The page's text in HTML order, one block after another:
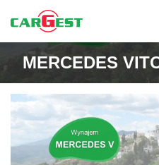
MERCEDES